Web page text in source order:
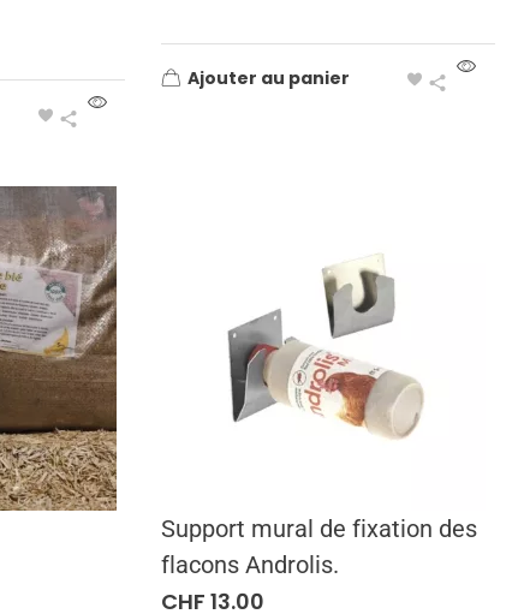
Ajouter au panier
Support mural de fixation des
flacons Androlis.
CHF 13.00